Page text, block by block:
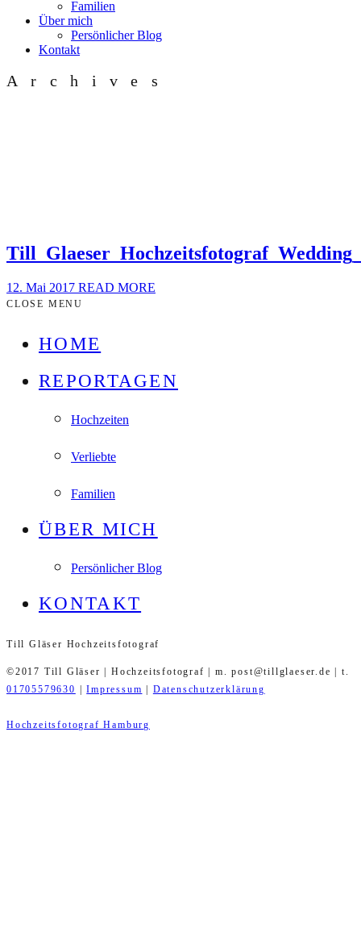
Familien
Über mich
Persönlicher Blog
Kontakt
Archives
12. Mai 2017 READ MORE
CLOSE MENU
HOME
REPORTAGEN
Hochzeiten
Verliebte
Familien
ÜBER MICH
Persönlicher Blog
KONTAKT
Till Gläser Hochzeitsfotograf
©2017 Till Gläser | Hochzeitsfotograf | m. post@tillglaeser.de | t.
01705579630
|Impressum Datenschutzerklärung
Hochzeitsfotograf Hamburg